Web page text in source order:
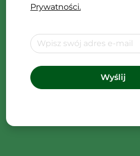
Prywatności.